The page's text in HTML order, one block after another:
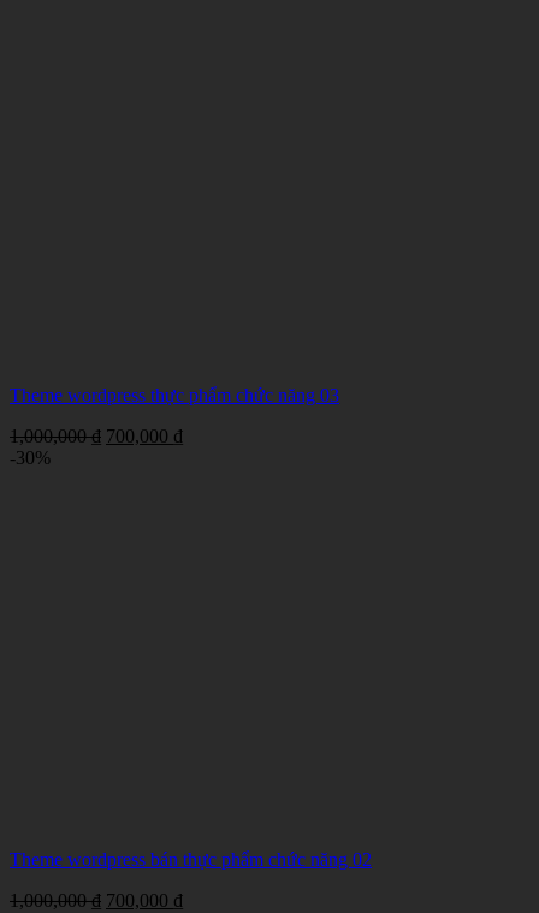
Theme wordpress thực phẩm chức năng 03
1,000,000₫ Giá
700,000 ₫Giá
-30%
Theme wordpress bán thực phẩm chức năng 02
1,000,000₫ Giá
700,000 ₫Giá